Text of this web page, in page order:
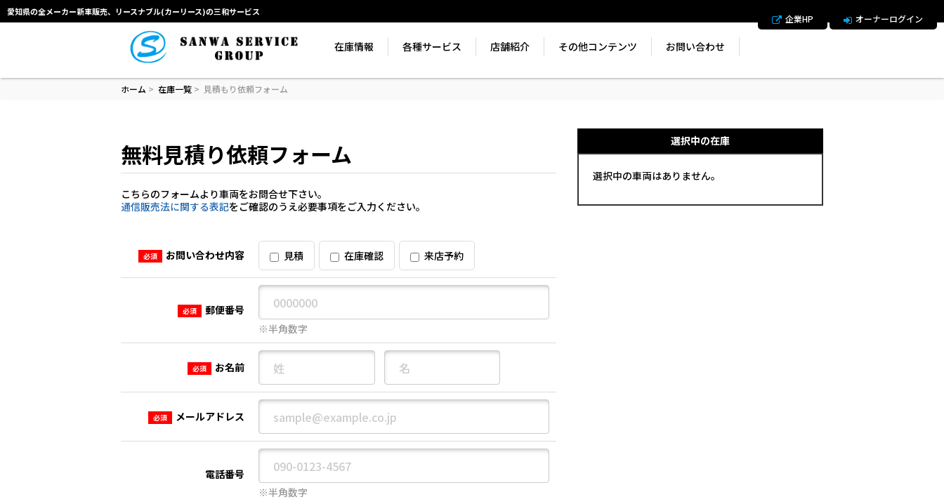
愛知県の全メーカー新車販売、リースナブル(カーリース)の三和サービス
企業HP オーナーログイン
在庫情報 各種サービス 店舗紹介 その他コンテンツ お問い合わせ
ホーム > 在庫一覧 > 見積もり依頼フォーム
選択中の在庫
選択中の車両はありません。
無料見積り依頼フォーム
こちらのフォームより車両をお問合せ下さい。
通信販売法に関する表記をご確認のうえ必要事項をご入力ください。
必須 お問い合わせ内容 見積 在庫確認 来店予約
必須
郵便番号
※半角数字
必須 お名前
必須 メールアドレス
電話番号
※半角数字